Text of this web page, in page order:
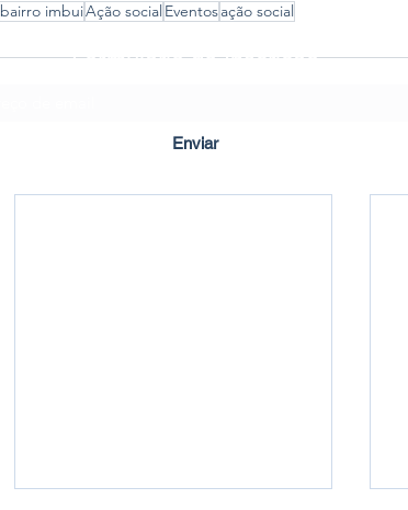
bairro imbuiAção social Eventosação social
Formulário de Inscrição
Enviar